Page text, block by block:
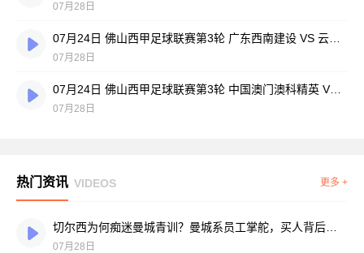
07月28日
07月28日
07月24日 佛山西甲足球联赛第3轮 中国澳门澳科精英 VS 藝品高國際 全场录像
07月28日
热门资讯 VIDEOS 更多 +
07月28日